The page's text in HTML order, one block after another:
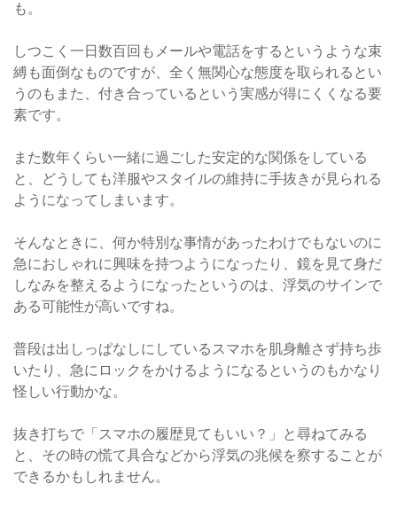
も。
しつこく一日数百回もメールや電話をするというような束
縛も面倒なものですが、全く無関心な態度を取られるとい
うのもまた、付き合っているという実感が得にくくなる要
素です。
また数年くらい一緒に過ごした安定的な関係をしている
と、どうしても洋服やスタイルの維持に手抜きが見られる
ようになってしまいます。
そんなときに、何か特別な事情があったわけでもないのに
急におしゃれに興味を持つようになったり、鏡を見て身だ
しなみを整えるようになったというのは、浮気のサインで
ある可能性が高いですね。
普段は出しっぱなしにしているスマホを肌身離さず持ち歩
いたり、急にロックをかけるようになるというのもかなり
怪しい行動かな。
抜き打ちで「スマホの履歴見てもいい？」と尋ねてみる
と、その時の慌て具合などから浮気の兆候を察することが
できるかもしれません。